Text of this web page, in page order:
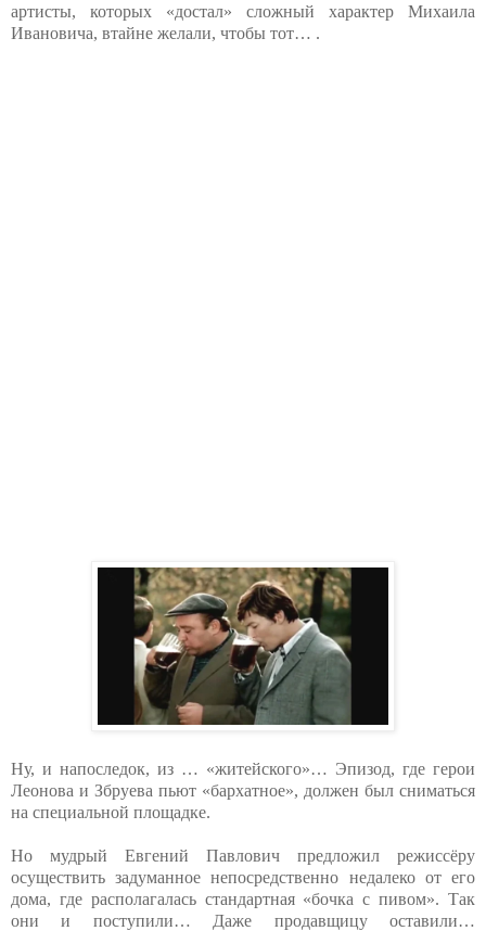
артисты, которых «достал» сложный характер Михаила
Ивановича, втайне желали, чтобы тот… .
Ну, и напоследок, из … «житейского»… Эпизод, где герои
Леонова и Збруева пьют «бархатное», должен был сниматься
на специальной площадке.
Но мудрый Евгений Павлович предложил режиссёру
осуществить задуманное непосредственно недалеко от его
дома, где располагалась стандартная «бочка с пивом». Так
они и поступили… Даже продавщицу оставили…